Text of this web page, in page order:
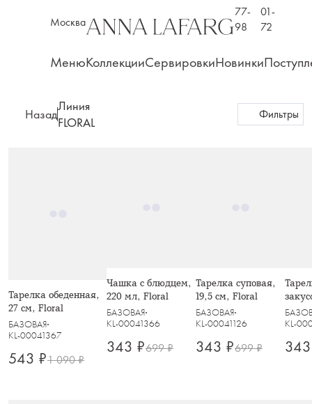
Москва
77-
98
01-
72
МенюКоллекцииСервировкиНовинки
Назад
Линия
FLORAL
Фильтры
Тарелка обеденная,
27 см, Floral
БАЗОВАЯ
KL-00041367
543 ₽1 090 ₽
Чашка с блюдцем,
220 мл, Floral
БАЗОВАЯ
KL-00041366
343 ₽699 ₽
Тарелка суповая,
19,5 см, Floral
БАЗОВАЯ
KL-00041126
343 ₽699 ₽
см,
KL-